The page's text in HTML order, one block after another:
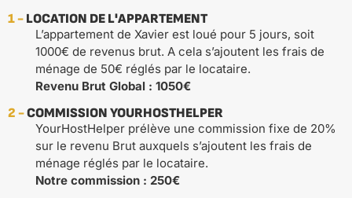
1 - LOCATION DE L'APPARTEMENT
L’appartement de Xavier est loué pour 5 jours, soit
1000€ de revenus brut. A cela s’ajoutent les frais de
ménage de 50€ réglés par le locataire.
Revenu Brut Global : 1050€
2 -COMMISSION YOURHOSTHELPER
YourHostHelper prélève une commission fixe de 20%
sur le revenu Brut auxquels s’ajoutent les frais de
ménage réglés par le locataire.
Notre commission : 250€